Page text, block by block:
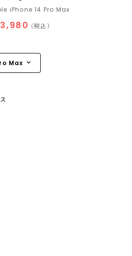
iPhone 14 Pro Max
（税込）